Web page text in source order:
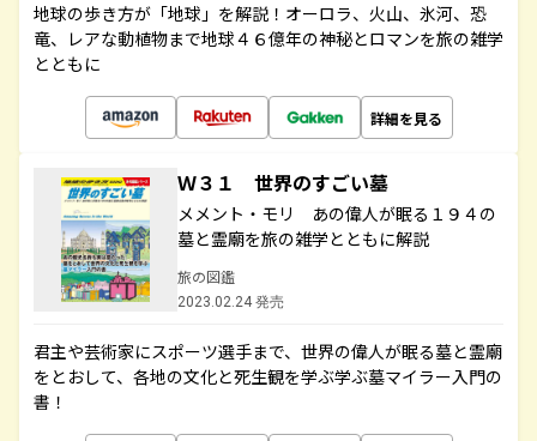
地球の歩き方が「地球」を解説！オーロラ、火山、氷河、恐
竜、レアな動植物まで地球４６億年の神秘とロマンを旅の雑学
とともに
詳細を見る
Ｗ３１ 世界のすごい墓
メメント・モリ あの偉人が眠る１９４の
墓と霊廟を旅の雑学とともに解説
旅の図鑑
2023.02.24 発売
君主や芸術家にスポーツ選手まで、世界の偉人が眠る墓と霊廟
をとおして、各地の文化と死生観を学ぶ学ぶ墓マイラー入門の
書！